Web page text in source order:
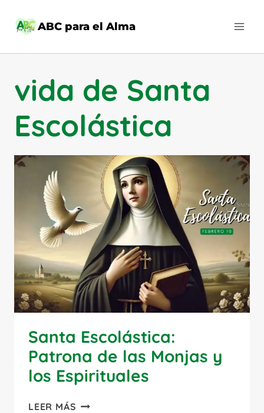
ABC para el Alma
vida de Santa
Escolástica
Santa Escolástica:
Patrona de las Monjas y
los Espirituales
LEER MÁS SANTA